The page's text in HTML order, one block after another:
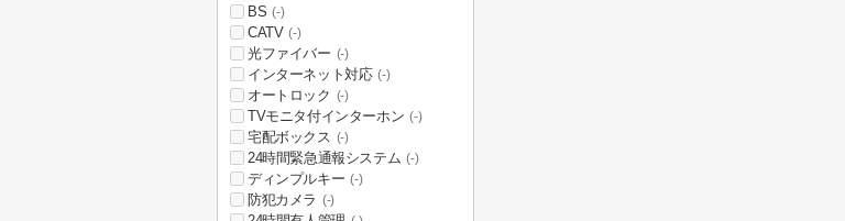
BS (-)
CATV (-)
光ファイバー (-)
インターネット対応 (-)
オートロック (-)
TVモニタ付インターホン (-)
宅配ボックス (-)
24時間緊急通報システム (-)
ディンプルキー (-)
防犯カメラ (-)